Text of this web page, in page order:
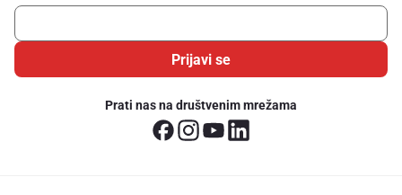
Prijavi se
Prati nas na društvenim mrežama